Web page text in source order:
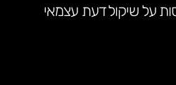
על שיקול דעת עצמאי